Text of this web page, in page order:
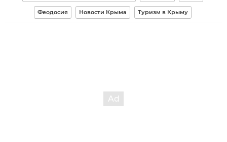
Феодосия Новости Крыма Туризм в Крыму